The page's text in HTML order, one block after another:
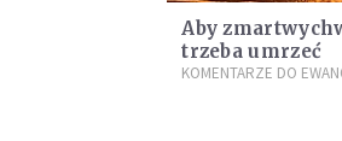
Aby
trzeba umrzeć
KOMENTARZE DO